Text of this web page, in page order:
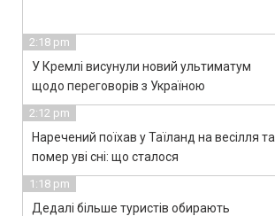
2:18 pm
У Кремлі висунули новий ультиматум
щодо переговорів з Україною
2:12 pm
Наречений поїхав у Таїланд на весілля та
помер уві сні: що сталося
1:18 pm
Дедалі більше туристів обирають